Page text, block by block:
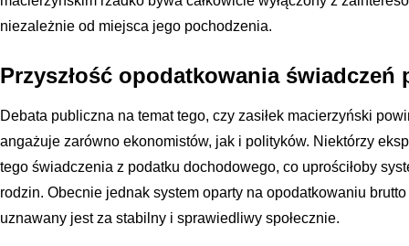
niezależnie od miejsca jego pochodzenia.
Przyszłość opodatkowania
Debata publiczna na temat tego, czy zasiłek macierzyński
angażuje zarówno ekonomistów, jak i polityków. Niektórzy
tego świadczenia z podatku dochodowego, co uprościłoby
rodzin. Obecnie jednak system oparty na opodatkowaniu
uznawany jest za stabilny i sprawiedliwy społecznie.